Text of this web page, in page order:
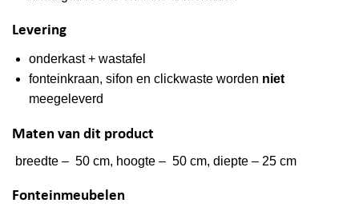
Levering
onderkast + wastafel
fonteinkraan, sifon en clickwaste worden niet
meegeleverd
Maten van dit product
breedte – 50 cm, hoogte – 50 cm, diepte – 25 cm
Fonteinmeubelen